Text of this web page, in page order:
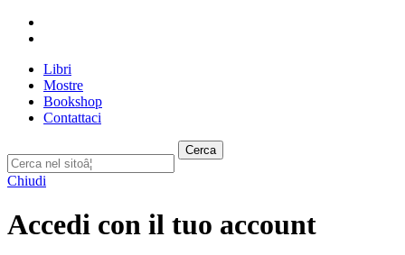
Libri
Mostre
Bookshop
Contattaci
Cerca
Chiudi
Accedi con il tuo account